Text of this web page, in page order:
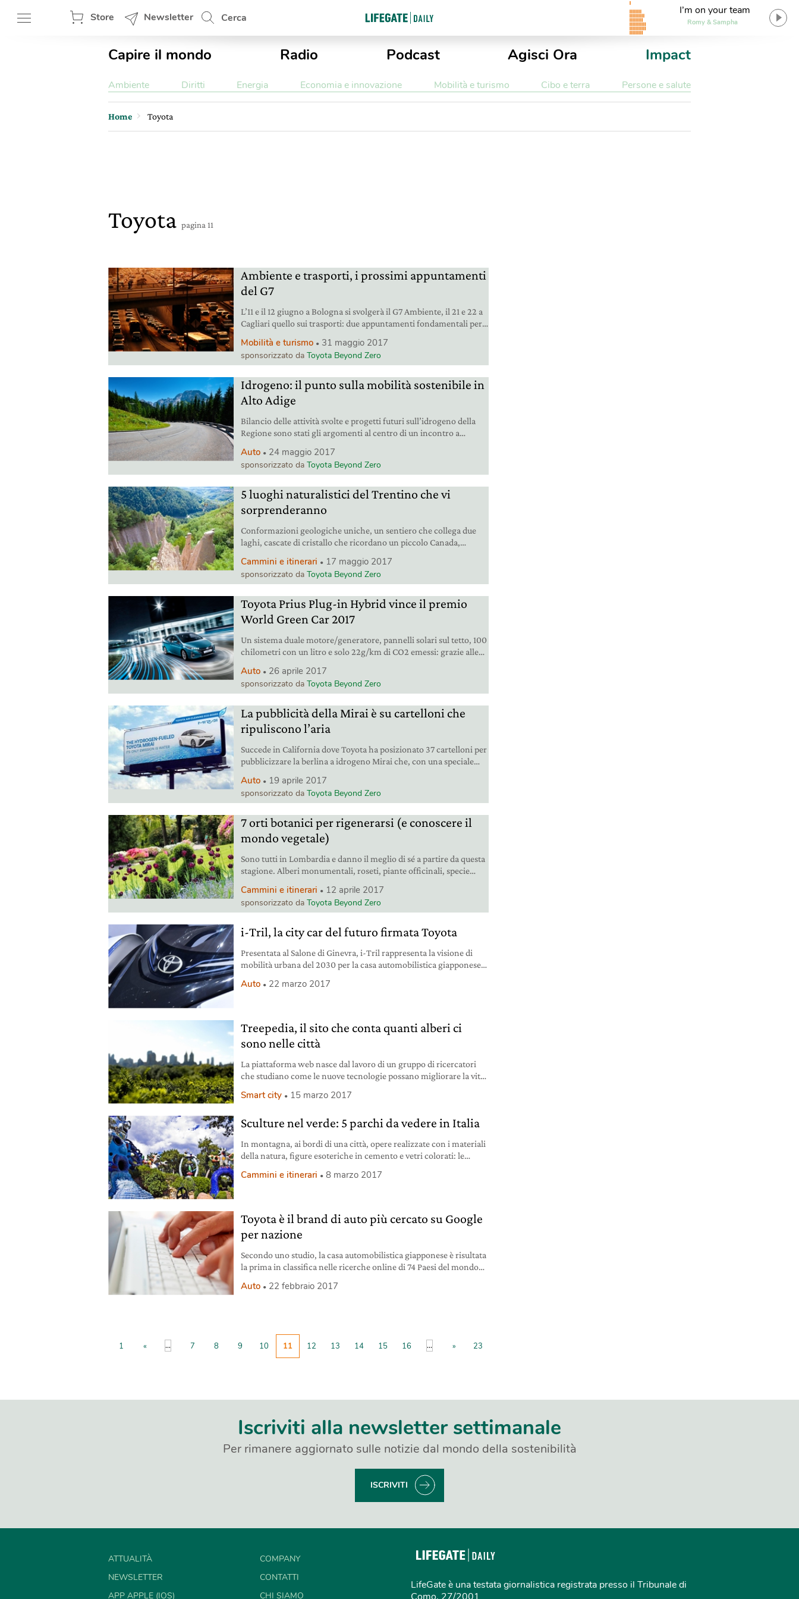
Store Newsletter Cerca
I’m on your team
Romy & Sampha
Capire il mondo Radio Podcast Agisci Ora Impact
Ambiente Diritti Energia Economia e innovazione Mobilità e turismo Cibo e terra Persone e salute
Home Toyota
Toyota pagina 11
Ambiente e trasporti, i prossimi appuntamenti
del G7
L’11 e il 12 giugno a Bologna si svolgerà il G7 Ambiente, il 21 e 22 a
Cagliari quello sui trasporti: due appuntamenti fondamentali per
Mobilità e turismo 31 maggio 2017
sponsorizzato daToyota Beyond Zero
Idrogeno: il punto sulla mobilità sostenibile in
Alto Adige
Bilancio delle attività svolte e progetti futuri sull’idrogeno della
Regione sono stati gli argomenti al centro di un incontro a
automobilistica ha anche firmato in Giappone un accordo con
altre 10 aziende per la costruzione su larga scala di stazioni di
Auto 24 maggio 2017
sponsorizzato daToyota Beyond Zero
5 luoghi naturalistici del Trentino che vi
sorprenderanno
Conformazioni geologiche uniche, un sentiero che collega due
laghi, cascate di cristallo che ricordano un piccolo Canada,
Stradivari cercava il legno per i suoi violini: ecco 5 luoghi in
Trentino dove vivere la natura in modo unico.
Cammini e itinerari 17 maggio 2017
sponsorizzato daToyota Beyond Zero
Toyota Prius Plug-in Hybrid vince il premio
World Green Car 2017
Un sistema duale motore/generatore, pannelli solari sul tetto, 100
chilometri con un litro e solo 22g/km di CO2 emessi: grazie alle
Hybrid si è aggiudicata il riconoscimento di auto green dell’anno.
Auto 26 aprile 2017
sponsorizzato daToyota Beyond Zero
La pubblicità della Mirai è su cartelloni che
ripuliscono l’aria
Succede in California dove Toyota ha posizionato 37 cartelloni per
pubblicizzare la berlina a idrogeno Mirai che, con una speciale
rendono l’aria più pulita. La campagna durerà fino al 28 maggio
Auto 19 aprile 2017
sponsorizzato daToyota Beyond Zero
7 orti botanici per rigenerarsi (e conoscere il
mondo vegetale)
Sono tutti in Lombardia e danno il meglio di sé a partire da questa
stagione. Alberi monumentali, roseti, piante officinali, specie
Bormio e Pavia, passando per Milano, Bergamo e Brescia.
Cammini e itinerari 12 aprile 2017
sponsorizzato daToyota Beyond Zero
i-Tril, la city car del futuro firmata Toyota
Presentata al Salone di Ginevra, i-Tril rappresenta la visione di
mobilità urbana del 2030 per la casa automobilistica giapponese.
progettata pensando alle mamme che si muovono in città
Auto 22 marzo 2017
Treepedia, il sito che conta quanti alberi ci
sono nelle città
La piattaforma web nasce dal lavoro di un gruppo di ricercatori
che studiano come le nuove tecnologie possano migliorare la vita
quelle analizzate da Treepedia. Ma c’è anche Torino.
Smart city 15 marzo 2017
Sculture nel verde: 5 parchi da vedere in Italia
In montagna, ai bordi di una città, opere realizzate con i materiali
della natura, figure esoteriche in cemento e vetri colorati: le
Cammini e itinerari 8 marzo 2017
Toyota è il brand di auto più cercato su Google
per nazione
Secondo uno studio, la casa automobilistica giapponese è risultata
la prima in classifica nelle ricerche online di 74 Paesi del mondo
Toyota continuano a segnare nuovi record.
Auto 22 febbraio 2017
1 « ... 7 8 9 10 11 12 13 14 15 16 ... » 23
Iscriviti alla newsletter settimanale
Per rimanere aggiornato sulle notizie dal mondo della sostenibilità
ISCRIVITI
ATTUALITÀ
NEWSLETTER
APP APPLE (IOS)
COMPANY
CONTATTI
CHI SIAMO
LifeGate è una testata giornalistica registrata presso il Tribunale di